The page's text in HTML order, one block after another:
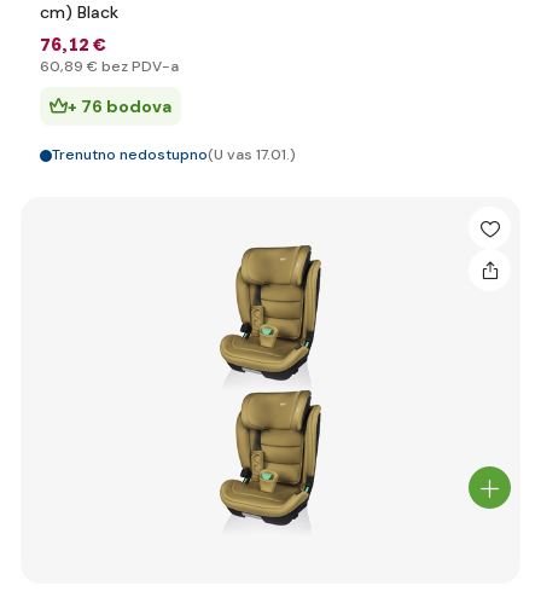
cm) Black
76,12 €
60,89 € bez PDV-a
+ 76 bodova
Trenutno nedostupno(U vas 17.01.)